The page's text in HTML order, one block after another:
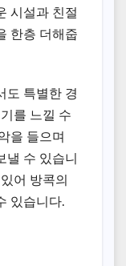
시설과 친절
한층 더해줍
도 특별한 경
를 느낄 수
을 들으며
낼 수 있습니
어 방콕의
있습니다.